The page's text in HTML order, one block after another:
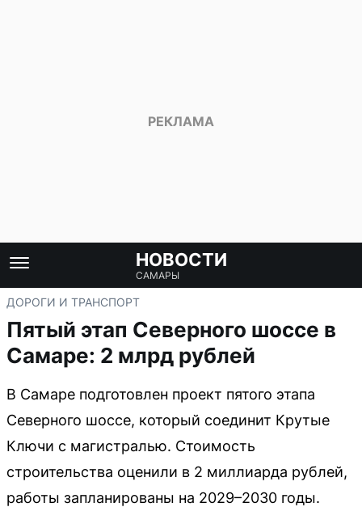
НОВОСТИ
САМАРЫ
ДОРОГИ И ТРАНСПОРТ
Пятый этап Северного шоссе в
Самаре: 2 млрд рублей
В Самаре подготовлен проект пятого этапа
Северного шоссе, который соединит Крутые
Ключи с магистралью. Стоимость
строительства оценили в 2 миллиарда рублей,
работы запланированы на 2029–2030 годы.